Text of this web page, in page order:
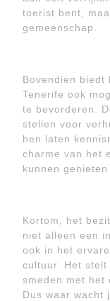
toerist bent,
gemeenschap.
Bovendien biedt
Tenerife ook
te bevorderen.
stellen voor
hen laten
charme van het
kunnen
Kortom, het
niet alleen een
ook in het
cultuur. Het
smeden met het
Dus waar wacht